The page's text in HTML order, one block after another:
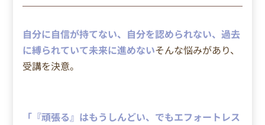
自分に自信が持てない、自分を認められない、過去
に縛られていて未来に進めないそんな悩みがあり、
受講を決意。
「『頑張る』はもうしんどい、でもエフォートレス